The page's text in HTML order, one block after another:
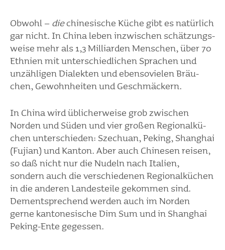
Obwohl – diechine­si­sche Küche gibt es natür­lich
gar nicht. In China leben inzwi­schen schät­zungs­
weise mehr als 1,3 Milli­arden Menschen, über 70
Ethnien mit unter­schied­li­chen Spra­chen und
unzäh­ligen Dialekten und eben­so­vielen Bräu­
chen, Gewohn­heiten und Geschmä­ckern.
In China wird übli­cher­weise grob zwischen
Norden und Süden und vier großen Regio­nal­kü­
chen unter­schieden: Szechuan, Peking, Shanghai
(Fujian) und Kanton. Aber auch Chinesen reisen,
so daß nicht nur die Nudeln nach Italien,
sondern auch die verschie­denen Regio­nal­kü­chen
in die anderen Landes­teile gekommen sind.
Dementspre­chend werden auch im Norden
gerne kanto­ne­si­sche Dim Sum und in Shanghai
Peking-Ente gegessen.